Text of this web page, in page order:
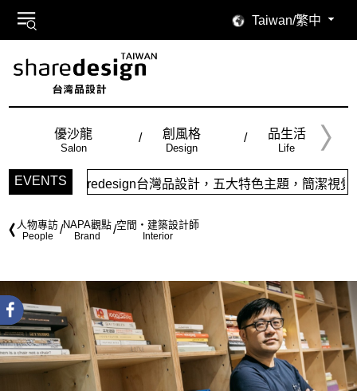
Taiwan/繁中
優沙龍
Salon
創風格
Design
品生活
Life
EVENTS
灣品設計，五大特色主題，簡潔視覺配色，帶給你最舒適的
人物專訪
People
NAPA觀點
Brand
空間・建築設計師
Interior